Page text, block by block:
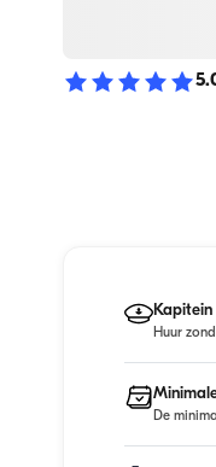
Huur
De